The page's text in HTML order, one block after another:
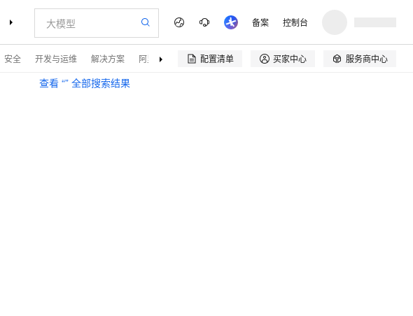
了解阿里云
查看 “” 全部搜索结果
备案 控制台
安全 开发与运维 解决方案 阿里云精选 伙伴招募
配置清单  买家中心  服务商中心